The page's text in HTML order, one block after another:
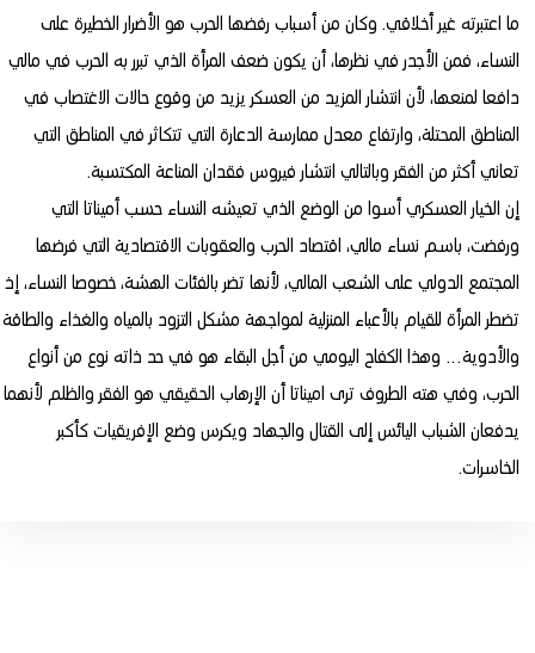
ما اعتبرته غير أخلاقي. وكان من أسباب رفضها الحرب هو الأضرار الخطيرة على
النساء، فمن الأجدر في نظرها، أن يكون ضعف المرأة الذي تبرر به الحرب في مالي
دافعا لمنعها، لأن انتشار المزيد من العسكر يزيد من وقوع حالات الاغتصاب في
المناطق المحتلة، وارتفاع معدل ممارسة الدعارة التي تتكاثر في المناطق التي
تعاني أكثر من الفقر وبالتالي انتشار فيروس فقدان المناعة المكتسبة.
إن الخيار العسكري أسوا من الوضع الذي تعيشه النساء حسب أميناتا التي
ورفضت، باسم نساء مالي، اقتصاد الحرب والعقوبات الاقتصادية التي فرضها
المجتمع الدولي على الشعب المالي، لأنها تضر بالفئات الهشة، خصوصا النساء، إذ
تضطر المرأة للقيام بالأعباء المنزلية لمواجهة مشكل التزود بالمياه والغذاء والطاقة
والأدوية… وهذا الكفاح اليومي من أجل البقاء هو في حد ذاته نوع من أنواع
الحرب، وفي هته الطروف ترى اميناتا أن الإرهاب الحقيقي هو الفقر والظلم لأنهما
يدفعان الشباب اليائس إلى القتال والجهاد ويكرس وضع الإفريقيات كأكبر
الخاسرات.